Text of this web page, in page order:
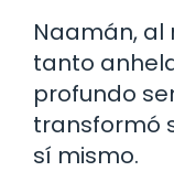
Naamán, al
tanto
profundo
transformó
sí mismo.